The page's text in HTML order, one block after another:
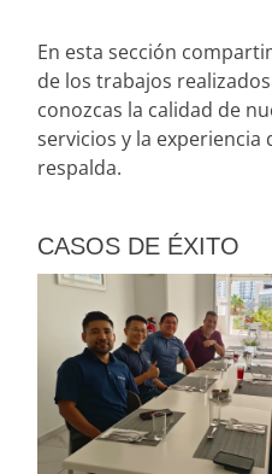
En esta sección
de los trabajos
conozcas la calidad de
servicios y la experiencia
respalda.
CASOS DE ÉXITO